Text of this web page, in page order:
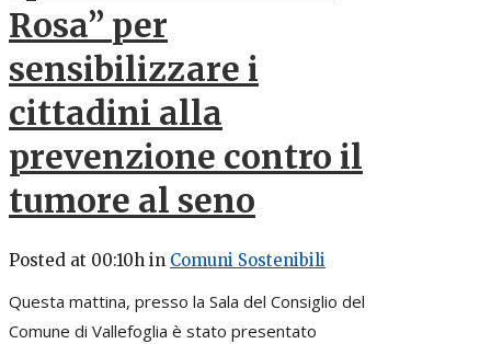
Rosa” per
sensibilizzare i
cittadini alla
prevenzione contro il
tumore al seno
Posted at 00:10h in Comuni Sostenibili
Questa mattina, presso la Sala del Consiglio del
Comune di Vallefoglia è stato presentato